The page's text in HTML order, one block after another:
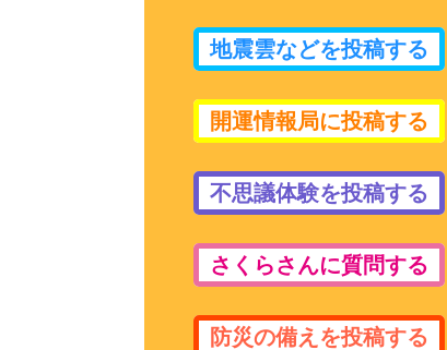
地震雲などを投稿する
開運情報局に投稿する
不思議体験を投稿する
さくらさんに質問する
防災の備えを投稿する